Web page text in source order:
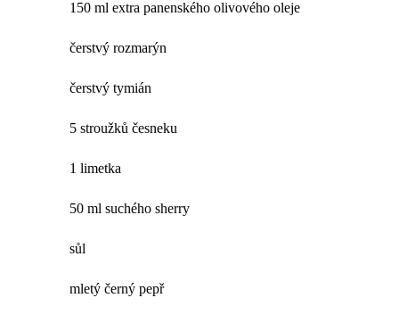
150 ml extra panenského olivového oleje
čerstvý rozmarýn
čerstvý tymián
5 stroužků česneku
1 limetka
50 ml suchého sherry
sůl
mletý černý pepř